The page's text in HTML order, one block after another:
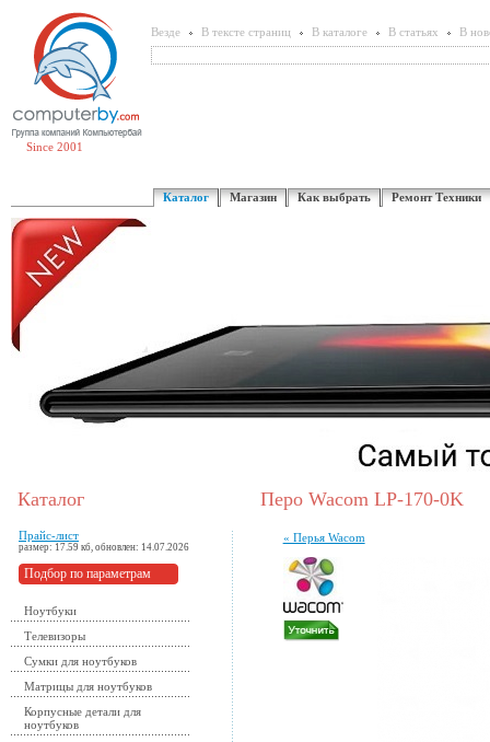
Since 2001
Везде В тексте страниц В каталоге В статьях В
Каталог Магазин Как выбрать Ремонт Техники
Каталог
Прайс-лист
размер: 17.59 кб, обновлен: 14.07.2026
Подбор по параметрам
Ноутбуки
Телевизоры
Сумки для ноутбуков
Матрицы для ноутбуков
Корпусные детали для
ноутбуков
Перо Wacom LP-170-0K
« Перья Wacom